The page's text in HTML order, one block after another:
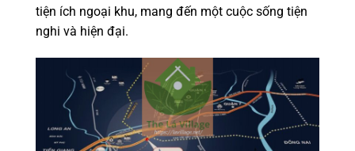
tiện ích ngoại khu, mang đến một cuộc sống tiện
nghi và hiện đại.